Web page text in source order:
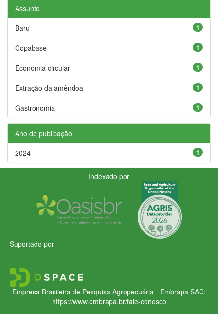
Assunto
1
Baru
1
Copabase
1
Economia circular
1
Extração da amêndoa
1
Gastronomia
Ano de publicação
1
2024
Indexado por
Suportado por
Empresa Brasileira de Pesquisa Agropecuária - Embrapa SAC:
https://www.embrapa.br/fale-conosco